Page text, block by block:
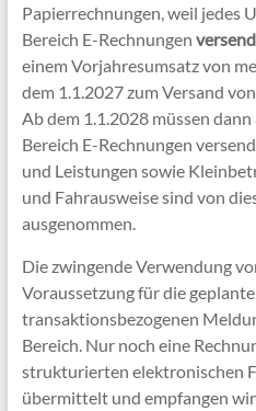
Papierrechnungen, weil jedes
Bereich E-Rechnungen
einem Vorjahresumsatz von
dem 1.1.2027 zum Versand
Ab dem 1.1.2028 müssen
Bereich E-Rechnungen
und Leistungen sowie
und Fahrausweise sind von
ausgenommen.
Die zwingende Verwendung
Voraussetzung für die
transaktionsbezogenen
Bereich. Nur noch eine
strukturierten elektronischen
übermittelt und empfangen